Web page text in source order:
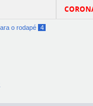
o rodapé 4